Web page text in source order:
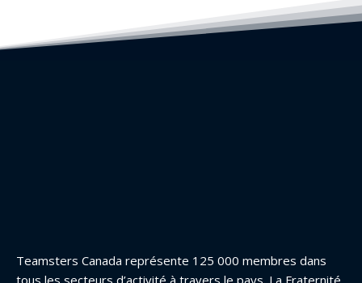
Teamsters Canada représente 125 000 membres dans